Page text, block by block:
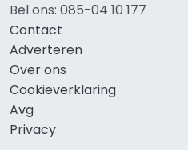
Bel ons: 085-04 10 177
Contact
Adverteren
Over ons
Cookieverklaring
Avg
Privacy